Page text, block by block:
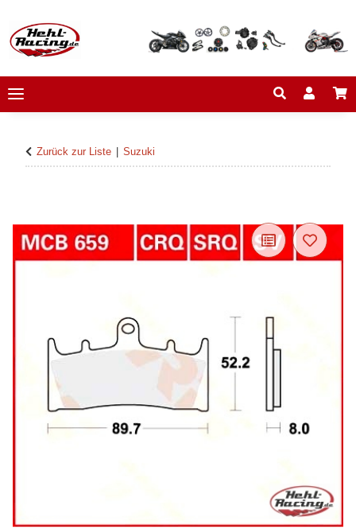
Zurück zur Liste Suzuki